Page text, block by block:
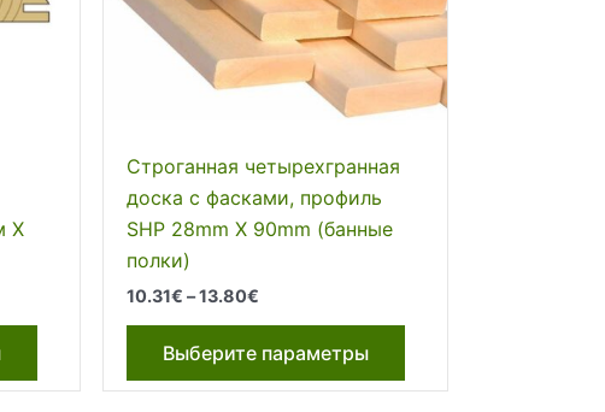
Х
Этот
имеет
Строганная четырехгранная
доска с фасками, профиль
SHP 28mm X 90mm (банные
полки)
10.31€ –13.80€
–
13.80€
Выберите параметры
Этот
имеет